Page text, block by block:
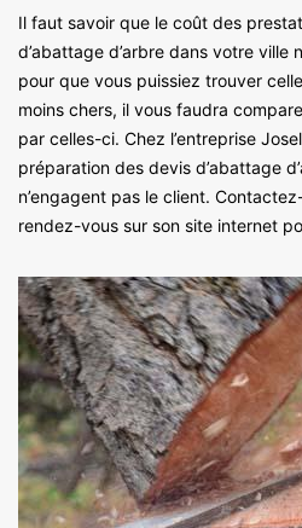
Il faut savoir que le coût des
d’abattage d’arbre dans votre ville
pour que vous puissiez trouver
moins chers, il vous faudra
par celles-ci. Chez l’entreprise
préparation des devis d’abattage
n’engagent pas le client.
rendez-vous sur son site internet